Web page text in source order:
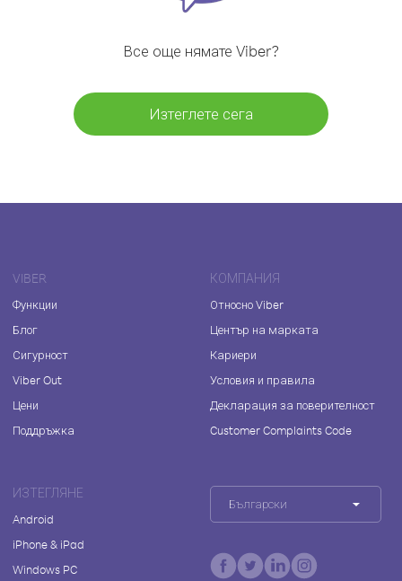
Все още нямате Viber?
Изтеглете сега
VIBER
Функции
Блог
Сигурност
Viber Out
Цени
Поддръжка
КОМПАНИЯ
Относно Viber
Център на марката
Кариери
Условия и правила
Декларация за поверителност
Customer Complaints Code
ИЗТЕГЛЯНЕ
Android
iPhone & iPad
Windows PC
Български